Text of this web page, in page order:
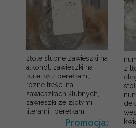
złote ślubne zawieszki na
alkohol, zawieszki na
butelkę z perełkami,
rózne treści na
zawieszkach ślubnych,
zawieszki ze złotymi
literami i perełkami
Promocja:
z